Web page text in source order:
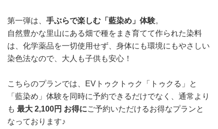
第一弾は、 手ぶらで楽しむ「藍染め」体験。
自然豊かな里山にある畑で種をまき育てて作られた染料
は、化学薬品を一切使用せず、身体にも環境にもやさしい
染色法なので、大人も子供も安心！
こちらのプランでは、EVトゥクトゥク「トゥクる」と
「藍染め」体験を同時に予約できるだけでなく、通常より
も 最大 2,100円 お得にご予約いただけるお得なプランと
なっております♪